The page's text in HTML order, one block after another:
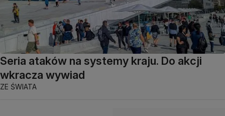
Seria ataków na systemy kraju. Do akcji
wkracza wywiad
ZE ŚWIATA